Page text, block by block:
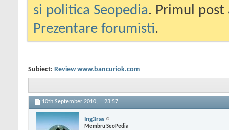
si politica Seopedia. Primul
Prezentare forumisti.
Subiect: Review www.bancuriok.com
10th September 2010, 23:57
Ing3ras
Membru SeoPedia